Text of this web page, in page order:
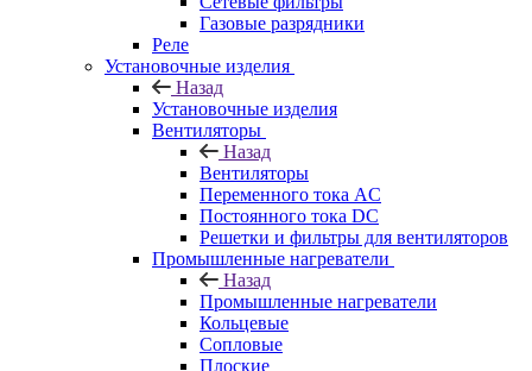
Газовые разрядники
Реле
Установочные изделия
Назад
Установочные изделия
Вентиляторы
Назад
Вентиляторы
Переменного тока AC
Постоянного тока DC
Решетки и фильтры для вентиляторов
Промышленные нагреватели
Назад
Промышленные нагреватели
Кольцевые
Сопловые
Плоские